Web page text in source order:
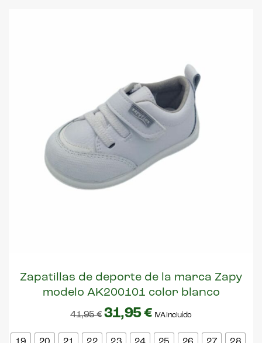
Zapatillas de deporte de la marca Zapy
modelo AK200101 color blanco
41,95€ 31,95€ IVA incluído